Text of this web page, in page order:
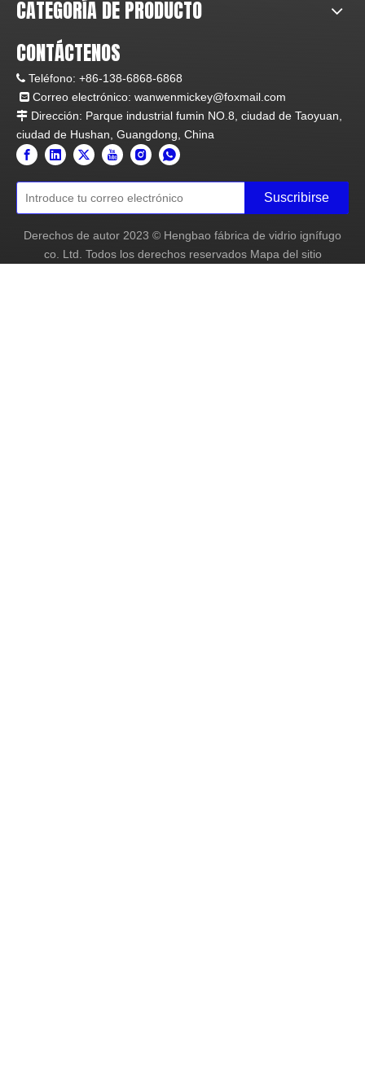
CATEGORÍA DE PRODUCTO
CONTÁCTENOS
 Teléfono: +86-138-6868-6868
 Correo electrónico: wanwenmickey@foxmail.com
 Dirección: Parque industrial fumin NO.8, ciudad de Taoyuan,
ciudad de Hushan, Guangdong, China
Suscribirse
Derechos de autor 2023 © Hengbao fábrica de vidrio ignífugo
co. Ltd. Todos los derechos reservados Mapa del sitio